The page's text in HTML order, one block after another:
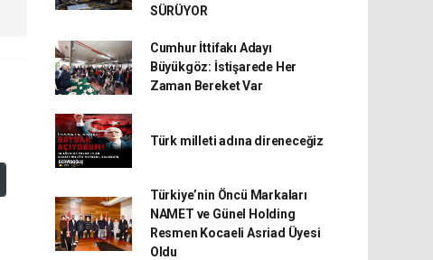
SÜRÜYOR
Cumhur İttifakı Adayı
Büyükgöz: İstişarede Her
Zaman Bereket Var
Türk milleti adına direneceğiz
Türkiye’nin Öncü Markaları
NAMET ve Günel Holding
Resmen Kocaeli Asriad Üyesi
Oldu